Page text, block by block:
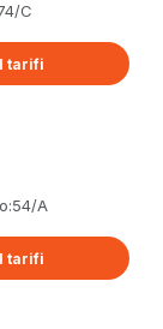
C
tarifi
A
tarifi